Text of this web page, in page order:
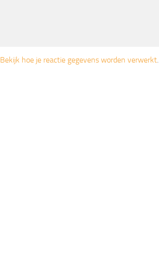
Bekijk hoe je reactie gegevens worden verwerkt.